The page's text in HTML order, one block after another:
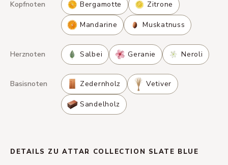
Kopfnoten Bergamotte Zitrone
Mandarine Muskatnuss
Herznoten Salbei Geranie Neroli
Basisnoten Zedernholz Vetiver
Sandelholz
DETAILS ZU ATTAR COLLECTION SLATE BLUE